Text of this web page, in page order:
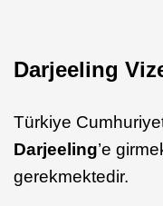
Darjeeling
Türkiye
Darjeeling’e
gerekmektedir.